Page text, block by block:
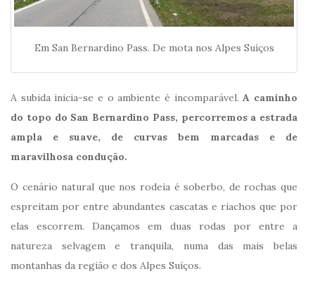
Em San Bernardino Pass. De mota nos Alpes Suíços
A subida inicia-se e o ambiente é incomparável. A caminho
do topo do San Bernardino Pass, percorremos a estrada
ampla e suave, de curvas bem marcadas e de
maravilhosa condução.
O cenário natural que nos rodeia é soberbo, de rochas que
espreitam por entre abundantes cascatas e riachos que por
elas escorrem. Dançamos em duas rodas por entre a
natureza selvagem e tranquila, numa das mais belas
montanhas da região e dos Alpes Suíços.